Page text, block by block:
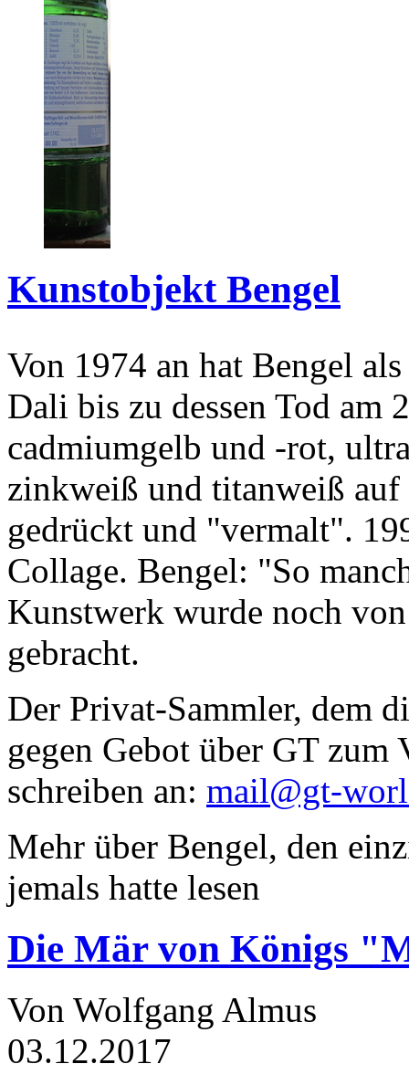
Kunstobjekt Bengel
Von 1974 an hat Bengel
Dali bis zu dessen Tod am
cadmiumgelb und -rot,
zinkweiß und titanweiß
gedrückt und "vermalt".
Collage. Bengel: "So
Kunstwerk wurde noch
gebracht.
Der Privat-Sammler, dem
gegen Gebot über GT zum
schreiben an: mail@gt-
Mehr über Bengel, den
jemals hatte lesen
Die Mär von Königs
Von Wolfgang Almus
03.12.2017